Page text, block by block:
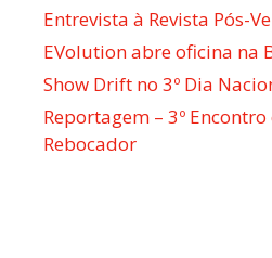
Entrevista à Revista Pós-
EVolution abre oficina na
Show Drift no 3º Dia
Reportagem – 3º
Rebocador